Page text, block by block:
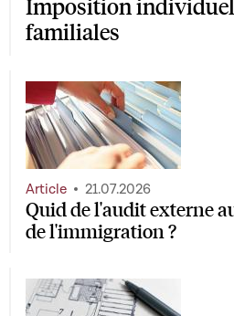
Imposition
familiales
Quid de l'audit externe
de l'immigration ?
Article 21.07.2026